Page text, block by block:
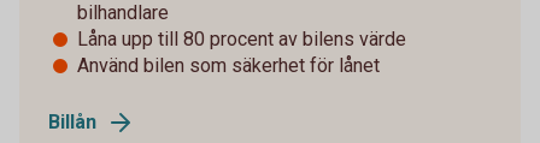
bilhandlare
Låna upp till 80 procent av bilens värde
Använd bilen som säkerhet för lånet
Billån